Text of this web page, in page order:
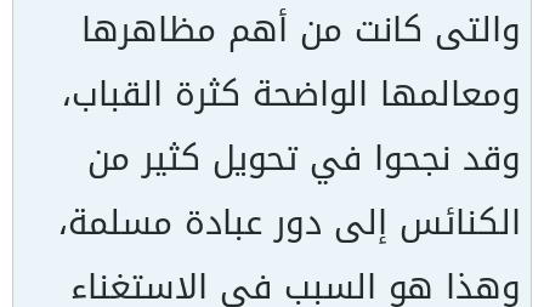
والتى كانت من أهم مظاهرها
ومعالمها الواضحة كثرة القباب،
وقد نجحوا في تحويل كثير من
الكنائس إلى دور عبادة مسلمة،
وهذا هو السبب في الاستغناء